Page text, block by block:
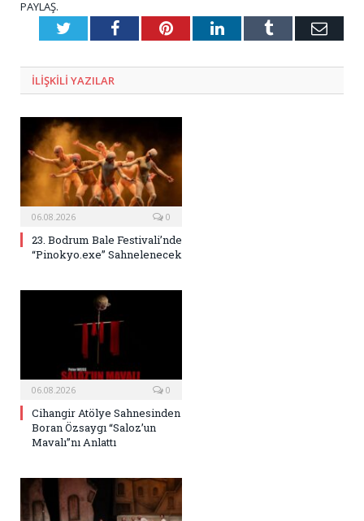
PAYLAŞ.
TwitterFacebookPinterestLinkedInTumblr E-
ILIŞKILI YAZILAR
06.08.2026 0
23. Bodrum Bale Festivali’nde
“Pinokyo.exe” Sahnelenecek
06.08.2026 0
Cihangir Atölye Sahnesinden
Boran Özsaygı “Saloz’un
Mavalı”nı Anlattı